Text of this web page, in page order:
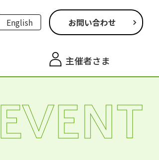
English お問い合わせ
主催者さま
EVENT